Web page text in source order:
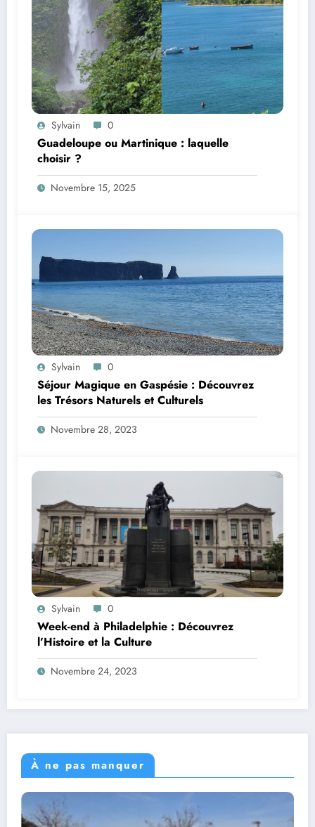
Sylvain 0
Guadeloupe ou Martinique : laquelle
choisir ?
Novembre 15, 2025
Sylvain 0
Séjour Magique en Gaspésie : Découvrez
les Trésors Naturels et Culturels
Novembre 28, 2023
Sylvain 0
Week-end à Philadelphie : Découvrez
l’Histoire et la Culture
Novembre 24, 2023
À ne pas manquer